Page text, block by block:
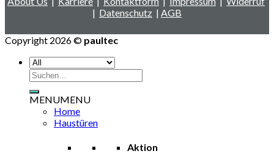
| Datenschutz | AGB
Copyright 2026 © paultec
Suchen
nach:
MENUMENU
Home
Haustüren
Aktion